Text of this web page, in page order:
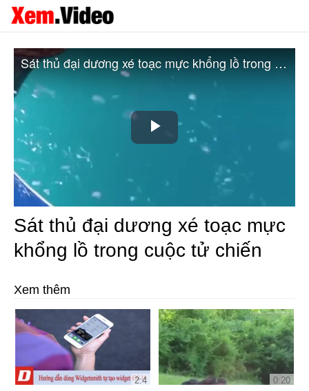
Play
Sát thủ đại dương xé toạc mực khổng lồ trong cuộc tử chiến
Sát thủ đại dương xé toạc mực
khổng lồ trong cuộc tử chiến
Xem thêm
2:4 0:20